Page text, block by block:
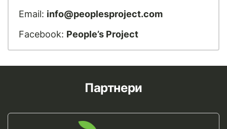
Email: info@peoplesproject.com
Facebook: People’s Project
Партнери